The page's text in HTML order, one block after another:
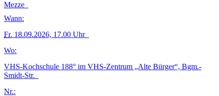
Mezze
Wann:
Fr. 18.09.2026, 17.00 Uhr
Wo:
VHS-Kochschule 188° im VHS-Zentrum „Alte Bürger“, Bgm.-
Smidt-Str.
Nr.: